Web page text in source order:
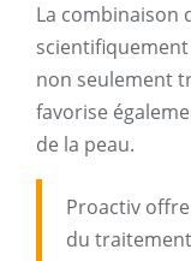
La combinaison
non seulement
favorise
de la peau.
Proactiv
du